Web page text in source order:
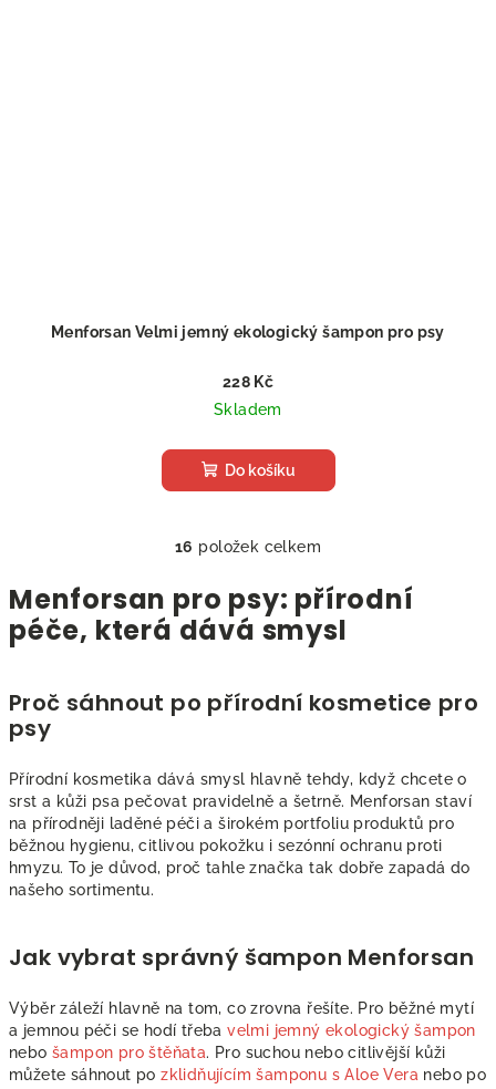
Menforsan Velmi jemný ekologický šampon pro psy
228 Kč
Skladem
Do košíku
O
l
á
c
r
v
k
y
i
u
16 položek celkem
Menforsan pro psy: přírodní
péče, která dává smysl
Proč sáhnout po přírodní kosmetice pro
psy
Přírodní kosmetika dává smysl hlavně tehdy, když chcete o
srst a kůži psa pečovat pravidelně a šetrně. Menforsan staví
na přírodněji laděné péči a širokém portfoliu produktů pro
běžnou hygienu, citlivou pokožku i sezónní ochranu proti
hmyzu. To je důvod, proč tahle značka tak dobře zapadá do
našeho sortimentu.
Jak vybrat správný šampon Menforsan
Výběr záleží hlavně na tom, co zrovna řešíte. Pro běžné mytí
a jemnou péči se hodí třebavelmi jemný ekologický šampon
nebo šampon pro štěňata. Pro suchou nebo citlivější kůži
můžete sáhnout pozklidňujícím šamponu s Aloe Vera nebo po